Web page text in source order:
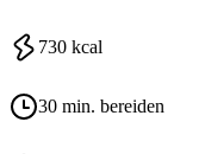
730 kcal
30 min. bereiden